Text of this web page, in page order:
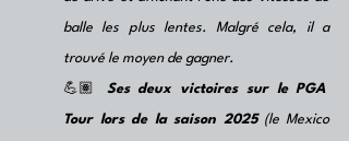
balle les plus lentes. Malgré cela, il a
trouvé le moyen de gagner.
💪🏽 Ses deux victoires sur le PGA
Tour lors de la saison 2025 (le Mexico